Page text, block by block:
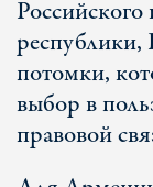
Российского
потомки,
выбор в
правовой